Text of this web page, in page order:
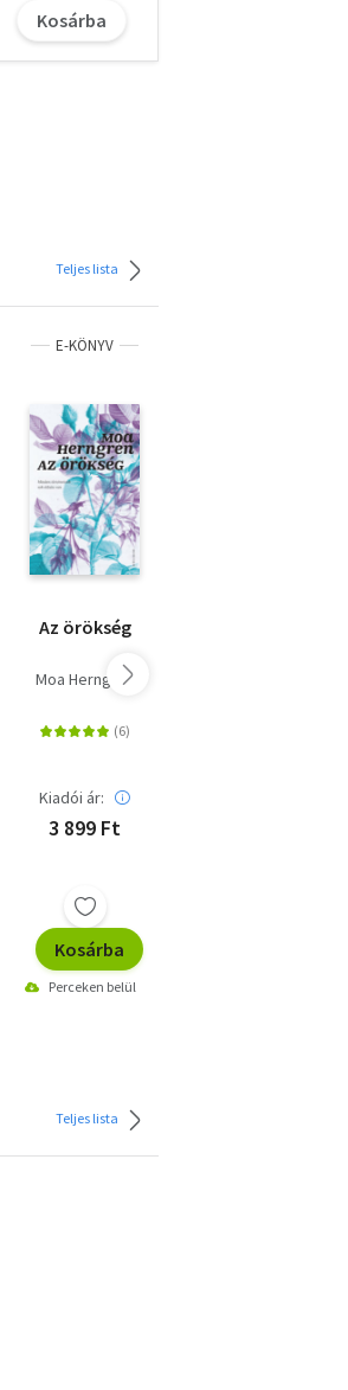
Kosárba
Teljes lista
E-KÖNYV
Az örökség
Moa Herngren
Kiadói ár:
3 899 Ft
Kosárba
Perceken belül
Teljes lista